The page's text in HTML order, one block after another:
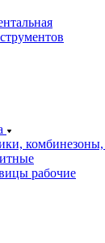
рабочие